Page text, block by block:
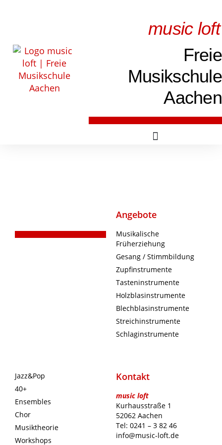
music loft
Freie
Musikschule
Aachen
Angebote
Musikalische
Früherziehung
Gesang / Stimmbildung
Zupfinstrumente
Tasteninstrumente
Holzblasinstrumente
Blechblasinstrumente
Streichinstrumente
Schlaginstrumente
Jazz&Pop
40+
Ensembles
Chor
Musiktheorie
Workshops
Kontakt
music loft
Kurhausstraße 1
52062 Aachen
Tel: 0241 – 3 82 46
info@music-loft.de